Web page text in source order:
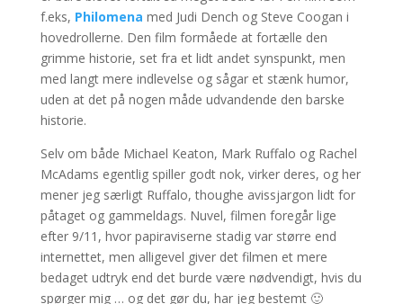
f.eks, Philomena med Judi Dench og Steve Coogan i
hovedrollerne. Den film formåede at fortælle den
grimme historie, set fra et lidt andet synspunkt, men
med langt mere indlevelse og sågar et stænk humor,
uden at det på nogen måde udvandende den barske
historie.
Selv om både Michael Keaton, Mark Ruffalo og Rachel
McAdams egentlig spiller godt nok, virker deres, og her
mener jeg særligt Ruffalo, thoughe avissjargon lidt for
påtaget og gammeldags. Nuvel, filmen foregår lige
efter 9/11, hvor papiraviserne stadig var større end
internettet, men alligevel giver det filmen et mere
bedaget udtryk end det burde være nødvendigt, hvis du
spørger mig … og det gør du, har jeg bestemt 🙂